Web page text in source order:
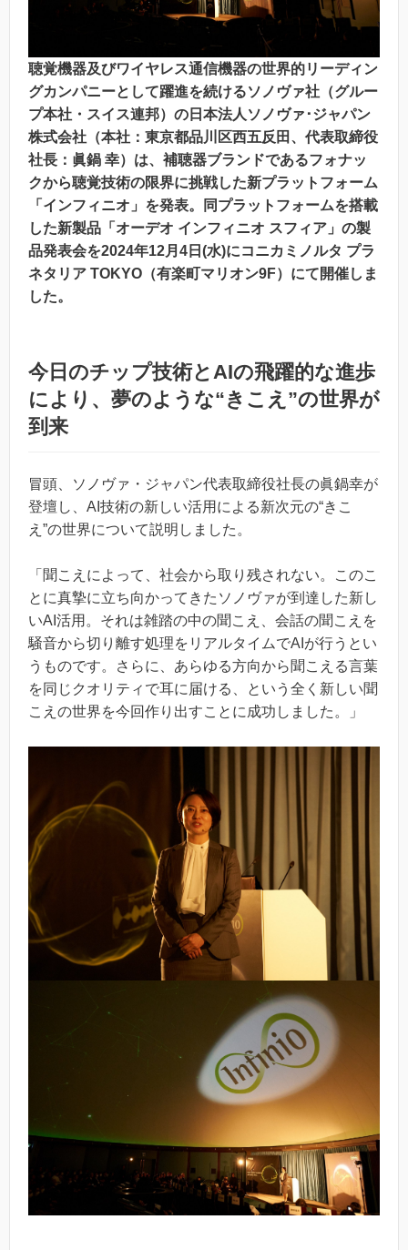
聴覚機器及びワイヤレス通信機器の世界的リーディン
グカンパニーとして躍進を続けるソノヴァ社（グルー
プ本社・スイス連邦）の日本法人ソノヴァ･ジャパン
株式会社（本社：東京都品川区西五反田、代表取締役
社長：眞鍋 幸）は、補聴器ブランドであるフォナッ
クから聴覚技術の限界に挑戦した新プラットフォーム
「インフィニオ」を発表。同プラットフォームを搭載
した新製品「オーデオ インフィニオ スフィア」の製
品発表会を2024年12月4日(水)にコニカミノルタ プラ
ネタリア TOKYO（有楽町マリオン9F）にて開催しま
した。
今日のチップ技術とAIの飛躍的な進歩
により、夢のような“きこえ”の世界が
到来
冒頭、ソノヴァ・ジャパン代表取締役社長の眞鍋幸が
登壇し、AI技術の新しい活用による新次元の“きこ
え”の世界について説明しました。
「聞こえによって、社会から取り残されない。このこ
とに真摯に立ち向かってきたソノヴァが到達した新し
いAI活用。それは雑踏の中の聞こえ、会話の聞こえを
騒音から切り離す処理をリアルタイムでAIが行うとい
うものです。さらに、あらゆる方向から聞こえる言葉
を同じクオリティで耳に届ける、という全く新しい聞
こえの世界を今回作り出すことに成功しました。」